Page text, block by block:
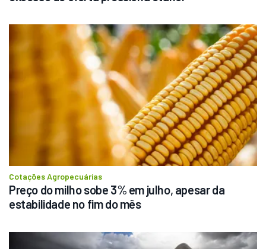
Cotações Agropecuárias
Preço do milho sobe 3% em julho, apesar da
estabilidade no fim do mês